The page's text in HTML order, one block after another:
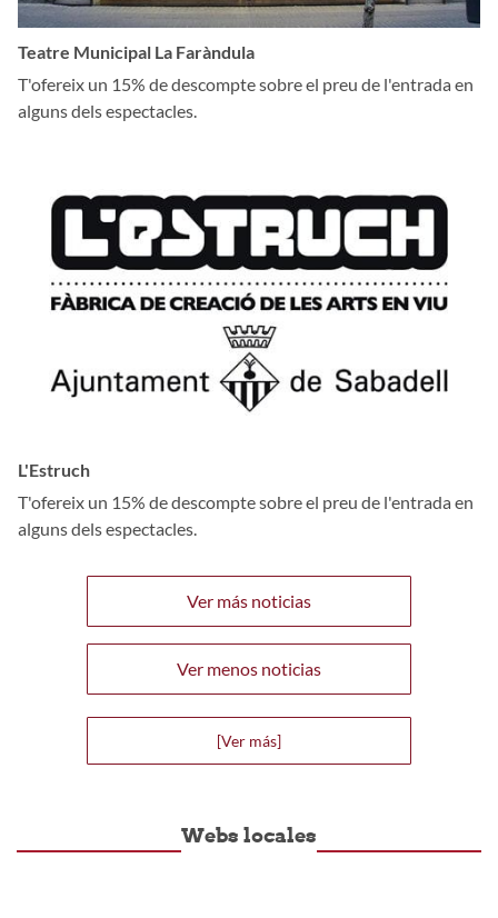
Teatre Municipal La Faràndula
T'ofereix un 15% de descompte sobre el preu de l'entrada en
alguns dels espectacles.
L'Estruch
T'ofereix un 15% de descompte sobre el preu de l'entrada en
alguns dels espectacles.
Ver más noticias
Ver menos noticias
[Ver más]
Webs locales